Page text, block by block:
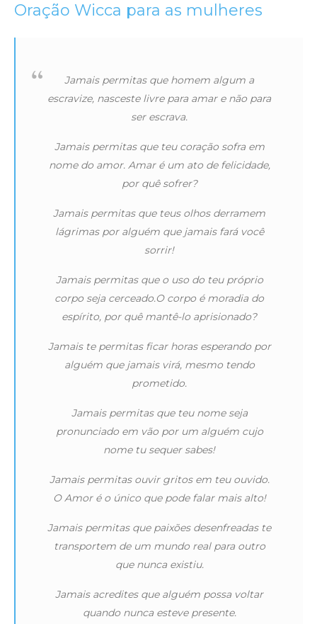
Oração Wicca para as mulheres
Jamais permitas que homem algum a
escravize, nasceste livre para amar e não para
ser escrava.
Jamais permitas que teu coração sofra em
nome do amor. Amar é um ato de felicidade,
por quê sofrer?
Jamais permitas que teus olhos derramem
lágrimas por alguém que jamais fará você
sorrir!
Jamais permitas que o uso do teu próprio
corpo seja cerceado.O corpo é moradia do
espírito, por quê mantê-lo aprisionado?
Jamais te permitas ficar horas esperando por
alguém que jamais virá, mesmo tendo
prometido.
Jamais permitas que teu nome seja
pronunciado em vão por um alguém cujo
nome tu sequer sabes!
Jamais permitas ouvir gritos em teu ouvido.
O Amor é o único que pode falar mais alto!
Jamais permitas que paixões desenfreadas te
transportem de um mundo real para outro
que nunca existiu.
Jamais acredites que alguém possa voltar
quando nunca esteve presente.